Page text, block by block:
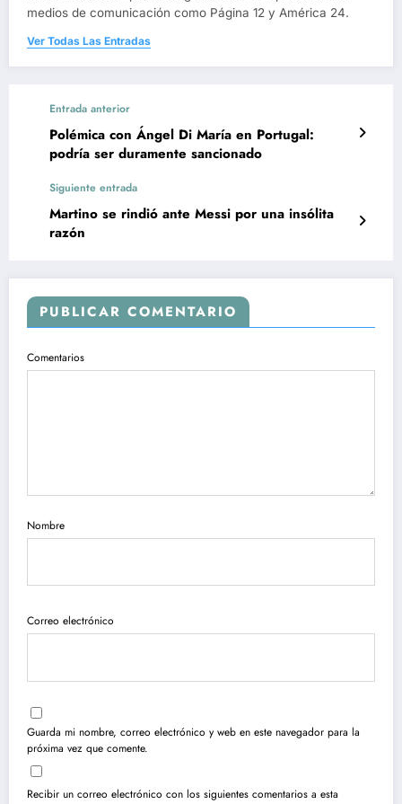
medios de comunicación como Página 12 y América 24.
Ver Todas Las Entradas
Entrada anterior
Polémica con Ángel Di María en Portugal:
podría ser duramente sancionado
Siguiente entrada
Martino se rindió ante Messi por una insólita
razón
PUBLICAR COMENTARIO
Comentarios
Nombre
Correo electrónico
Guarda mi nombre, correo electrónico y web en este navegador para la
próxima vez que comente.
Recibir un correo electrónico con los siguientes comentarios a esta